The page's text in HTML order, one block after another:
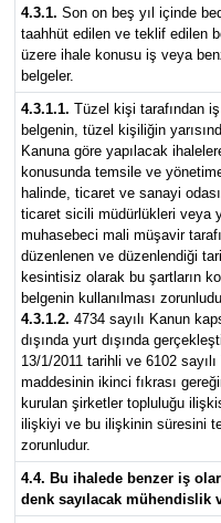
4.3.1. Son on beş yıl içinde
taahhüt edilen ve teklif edilen
üzere ihale konusu iş veya
belgeler.
4.3.1.1. Tüzel kişi tarafından
belgenin, tüzel kişiliğin
Kanuna göre yapılacak
konusunda temsile ve
halinde, ticaret ve sanayi
ticaret sicili müdürlükleri veya
muhasebeci mali müşavir
düzenlenen ve düzenlendiği
kesintisiz olarak bu şartların
belgenin kullanılması
4.3.1.2. 4734 sayılı Kanun
dışında yurt dışında
13/1/2011 tarihli ve 6102
maddesinin ikinci fıkrası
kurulan şirketler topluluğu
ilişkiyi ve bu ilişkinin süresini
zorunludur.
4.4. Bu ihalede benzer iş
denk sayılacak mühendislik